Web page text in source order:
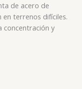
de acero de
terrenos difíciles.
concentración y